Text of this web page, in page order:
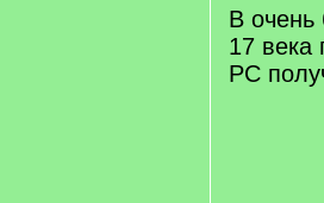
q
]
В очень
17 века
РС